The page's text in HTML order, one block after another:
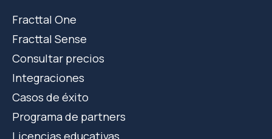
Fracttal One
Fracttal Sense
Consultar precios
Integraciones
Casos de éxito
Programa de partners
Licencias educativas